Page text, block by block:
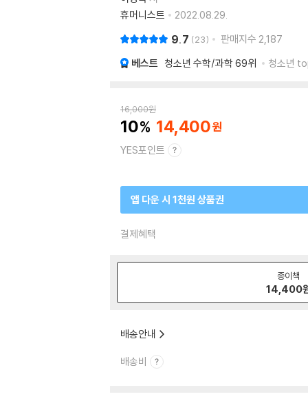
휴머니스트
2022.08.29.
9.7 23 판매지수 2,187
베스트 청소년 수학/과학 69위 청소년
16,000원
10 14,400
YES포인트
앱 다운 시 1천원 상품권
결제혜택
종이책
14,400
배송안내
배송비